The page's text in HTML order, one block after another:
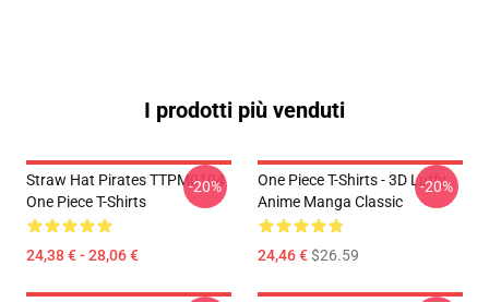
I prodotti più venduti
Straw Hat Pirates TTPM0104
One Piece T-Shirts
24,38 € - 28,06 €
-20%
One Piece T-Shirts - 3D Luffy
Anime Manga Classic
24,46 €$26.59
-20%